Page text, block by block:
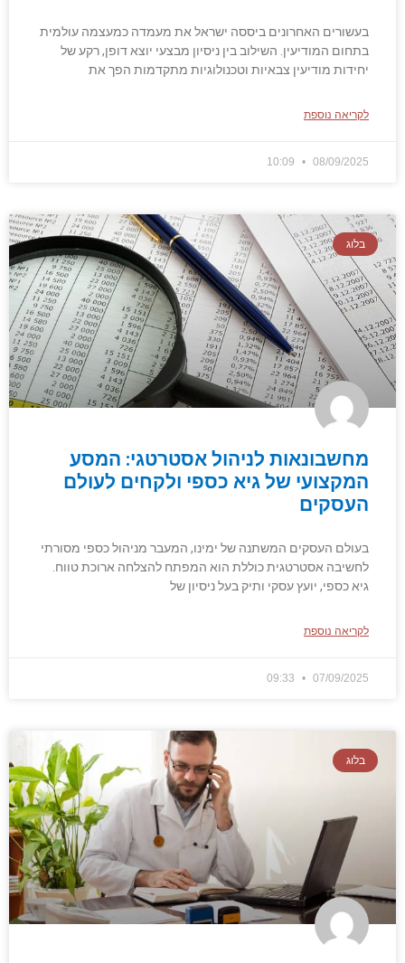
בעשורים האחרונים ביססה ישראל את מעמדה כמעצמה עולמית
בתחום המודיעין. השילוב בין ניסיון מבצעי יוצא דופן, רקע של
יחידות מודיעין צבאיות וטכנולוגיות מתקדמות הפך את
לקריאה נוספת
08/09/2025
בלוג
מחשבונאות לניהול אסטרטגי: המסע
המקצועי של גיא כספי ולקחים לעולם
העסקים
בעולם העסקים המשתנה של ימינו, המעבר מניהול כספי מסורתי
לחשיבה אסטרטגית כוללת הוא המפתח להצלחה ארוכת טווח.
גיא כספי, יועץ עסקי ותיק בעל ניסיון של
לקריאה נוספת
07/09/2025
בלוג